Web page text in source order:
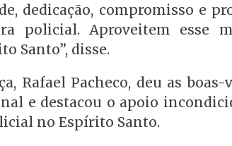
dedicação, compromisso e
policial. Aproveitem esse
Santo”, disse.
Rafael Pacheco, deu as
e destacou o apoio
no Espírito Santo.